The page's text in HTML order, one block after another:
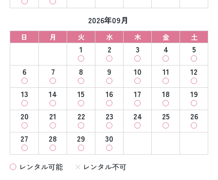
2026年09月
日 月 火 水 木 金 土
1 2 3 4
5
6
7 8 9 10 11
12
13
14 15 16 17 18
19
20
21 22 23 24 25
26
27
28 29 30
レンタル可能 レンタル不可